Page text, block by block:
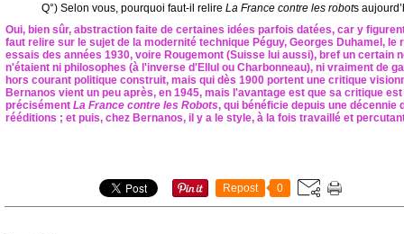
Q°) Selon vous, pourquoi faut-il relire La France contre les robots
Oui, bien sûr, abstraction faite de certaines idées parfois datées, car y
faut relire sur le sujet de la modernité technique Péguy, Georges Duhamel,
essais des années 1930, voire Rougemont (Suisse lui aussi), bref un certain
n'étaient ni philosophes (à l'inverse d'Ellul ou Charbonneau), ni vraiment de
hors courant politique construit, mais qui dès 1900 portent une critique
Bernanos vient un peu après, en 1945, mais l'avantage est que sa critique
précisément La France contre les Robots, qui bénéficie depuis une décennie
rééditions ; et puis, chez Bernanos, il y a le style, à la fois travaillé et
Repost 0